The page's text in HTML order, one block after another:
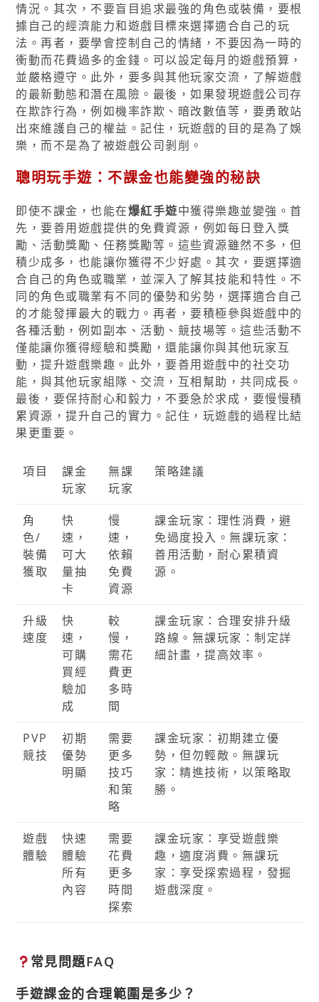
情況。其次，不要盲目追求最強的角色或裝備，要根
據自己的經濟能力和遊戲目標來選擇適合自己的玩
法。再者，要學會控制自己的情緒，不要因為一時的
衝動而花費過多的金錢。可以設定每月的遊戲預算，
並嚴格遵守。此外，要多與其他玩家交流，了解遊戲
的最新動態和潛在風險。最後，如果發現遊戲公司存
在欺詐行為，例如機率詐欺、暗改數值等，要勇敢站
出來維護自己的權益。記住，玩遊戲的目的是為了娛
樂，而不是為了被遊戲公司剝削。
聰明玩手遊：不課金也能變強的秘訣
即使不課金，也能在爆紅手遊中獲得樂趣並變強。首
先，要善用遊戲提供的免費資源，例如每日登入獎
勵、活動獎勵、任務獎勵等。這些資源雖然不多，但
積少成多，也能讓你獲得不少好處。其次，要選擇適
合自己的角色或職業，並深入了解其技能和特性。不
同的角色或職業有不同的優勢和劣勢，選擇適合自己
的才能發揮最大的戰力。再者，要積極參與遊戲中的
各種活動，例如副本、活動、競技場等。這些活動不
僅能讓你獲得經驗和獎勵，還能讓你與其他玩家互
動，提升遊戲樂趣。此外，要善用遊戲中的社交功
能，與其他玩家組隊、交流，互相幫助，共同成長。
最後，要保持耐心和毅力，不要急於求成，要慢慢積
累資源，提升自己的實力。記住，玩遊戲的過程比結
果更重要。
項目
課金
玩家
無課
玩家
策略建議
角
色/
裝備
獲取
快
速，
可大
量抽
卡
慢
速，
依賴
免費
資源
課金玩家：理性消費，避
免過度投入。無課玩家：
善用活動，耐心累積資
源。
升級
速度
快
速，
可購
買經
驗加
成
較
慢，
需花
費更
多時
間
課金玩家：合理安排升級
路線。無課玩家：制定詳
細計畫，提高效率。
PVP
競技
初期
優勢
明顯
需要
更多
技巧
和策
略
課金玩家：初期建立優
勢，但勿輕敵。無課玩
家：精進技術，以策略取
勝。
遊戲
體驗
快速
體驗
所有
內容
需要
花費
更多
時間
探索
課金玩家：享受遊戲樂
趣，適度消費。無課玩
家：享受探索過程，發掘
遊戲深度。
常見問題FAQ
手遊課金的合理範圍是多少？